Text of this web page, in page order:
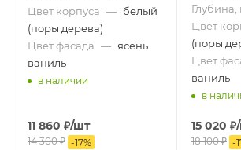
Цвет корпуса — белый
(поры дерева)
Цвет фасада — ясень
ваниль
в наличии
11 860 ₽/шт
14 300₽ -17%
Глубина,
Цвет
(поры
Цвет
ваниль
в
15 020 ₽
18 100₽ -